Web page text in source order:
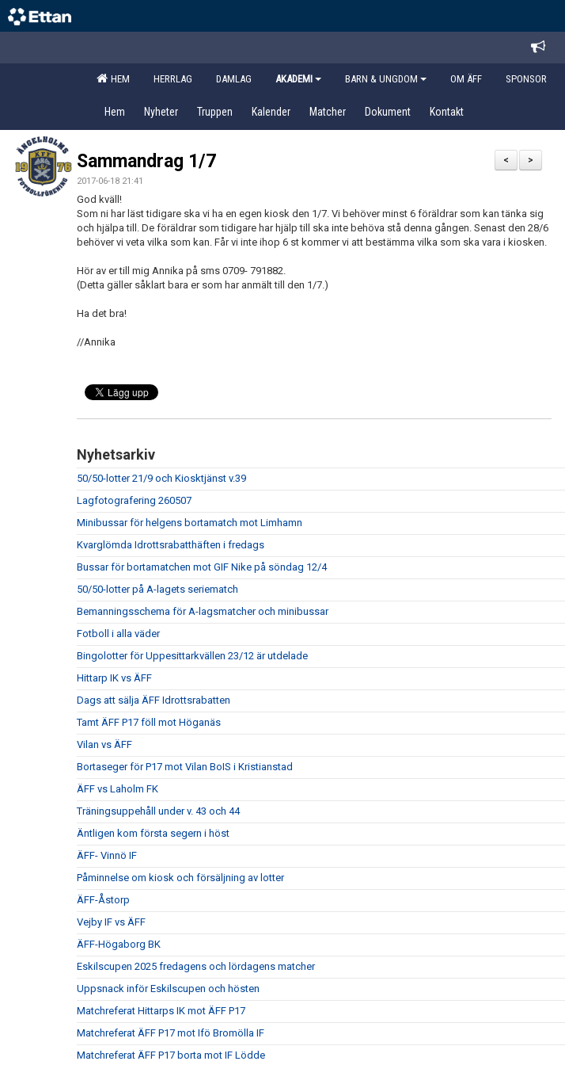
HEM HERRLAG DAMLAG AKADEMI BARN & UNGDOM OM ÄFF SPONSOR
Hem Nyheter Truppen Kalender Matcher Dokument Kontakt
>
<
Sammandrag 1/7
2017-06-18 21:41
God kväll!
Som ni har läst tidigare ska vi ha en egen kiosk den 1/7. Vi behöver minst 6 föräldrar som kan tänka sig
och hjälpa till. De föräldrar som tidigare har hjälp till ska inte behöva stå denna gången. Senast den 28/6
behöver vi veta vilka som kan. Får vi inte ihop 6 st kommer vi att bestämma vilka som ska vara i kiosken.
Hör av er till mig Annika på sms 0709- 791882.
(Detta gäller såklart bara er som har anmält till den 1/7.)
Ha det bra!
//Annika
Nyhetsarkiv
50/50-lotter 21/9 och Kiosktjänst v.39
Lagfotografering 260507
Minibussar för helgens bortamatch mot Limhamn
Kvarglömda Idrottsrabatthäften i fredags
Bussar för bortamatchen mot GIF Nike på söndag 12/4
50/50-lotter på A-lagets seriematch
Bemanningsschema för A-lagsmatcher och minibussar
Fotboll i alla väder
Bingolotter för Uppesittarkvällen 23/12 är utdelade
Hittarp IK vs ÄFF
Dags att sälja ÄFF Idrottsrabatten
Tamt ÄFF P17 föll mot Höganäs
Vilan vs ÄFF
Bortaseger för P17 mot Vilan BoIS i Kristianstad
ÄFF vs Laholm FK
Träningsuppehåll under v. 43 och 44
Äntligen kom första segern i höst
ÄFF- Vinnö IF
Påminnelse om kiosk och försäljning av lotter
ÄFF-Åstorp
Vejby IF vs ÄFF
ÄFF-Högaborg BK
Eskilscupen 2025 fredagens och lördagens matcher
Uppsnack inför Eskilscupen och hösten
Matchreferat Hittarps IK mot ÄFF P17
Matchreferat ÄFF P17 mot Ifö Bromölla IF
Matchreferat ÄFF P17 borta mot IF Lödde